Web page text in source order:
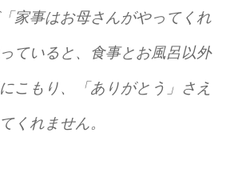
家事はお母さんがやってくれ
ていると、食事とお風呂以外
こもり、「ありがとう」さえ
くれません。